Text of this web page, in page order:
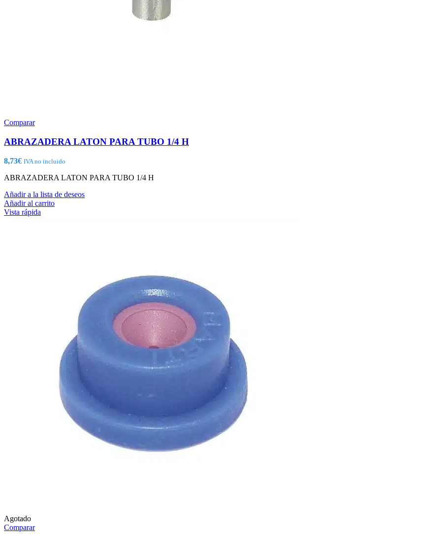
Comparar
ABRAZADERA LATON PARA TUBO 1/4 H
8,73€ IVA no incluido
ABRAZADERA LATON PARA TUBO 1/4 H
Añadir a la lista de deseos
Añadir al carrito
Vista rápida
Agotado
Comparar